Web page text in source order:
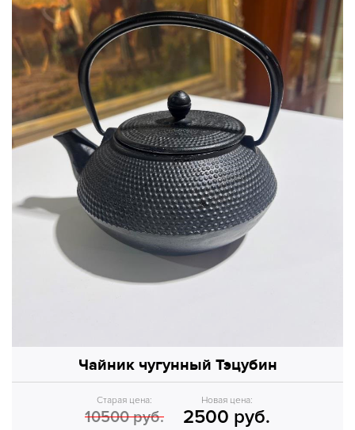
Чайник чугунный Тэцубин
Старая цена:
10500 руб.
Новая цена:
2500 руб.